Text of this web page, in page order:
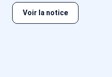
Voir la notice